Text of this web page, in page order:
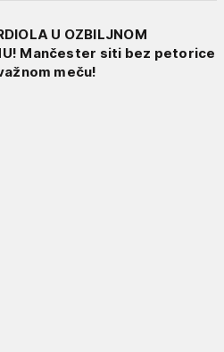
U OZBILJNOM
Mančester siti bez petorice
meču!